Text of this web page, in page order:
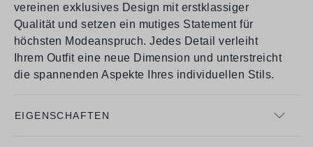
vereinen exklusives Design mit erstklassiger
Qualität und setzen ein mutiges Statement für
höchsten Modeanspruch. Jedes Detail verleiht
Ihrem Outfit eine neue Dimension und unterstreicht
die spannenden Aspekte Ihres individuellen Stils.
EIGENSCHAFTEN